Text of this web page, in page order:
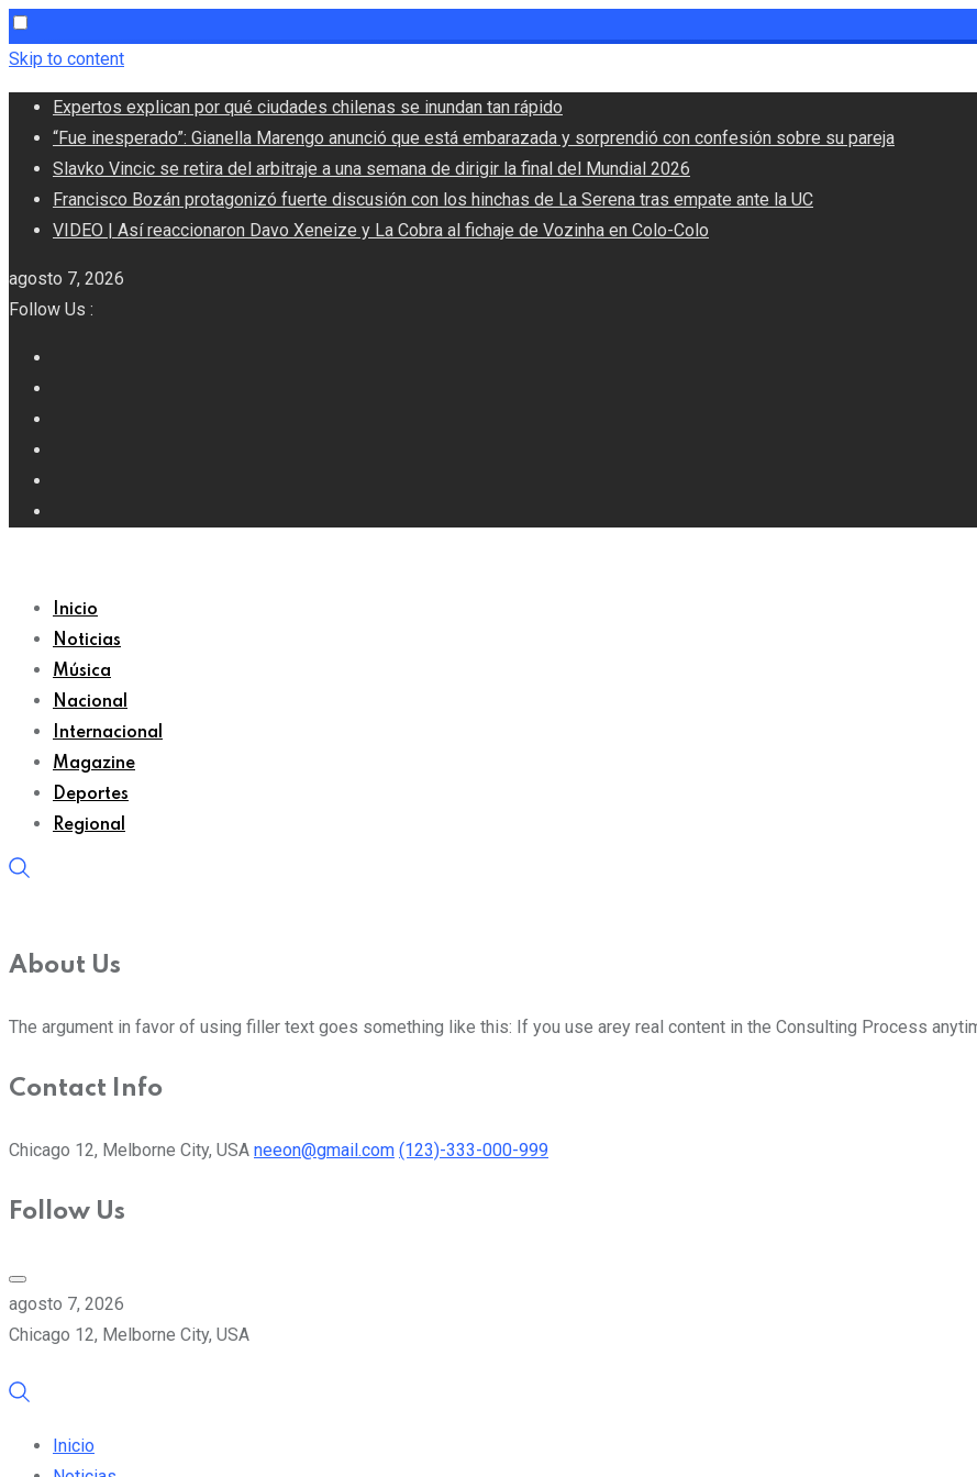
Skip to content
Expertos explican por qué ciudades chilenas se inundan tan rápido
“Fue inesperado”: Gianella Marengo anunció que está embarazada y sorprendió con confesión sobre su pareja
Slavko Vincic se retira del arbitraje a una semana de dirigir la final del Mundial 2026
Francisco Bozán protagonizó fuerte discusión con los hinchas de La Serena tras empate ante la UC
VIDEO | Así reaccionaron Davo Xeneize y La Cobra al fichaje de Vozinha en Colo-Colo
agosto 7, 2026
Follow Us :
Inicio
Noticias
Música
Nacional
Internacional
Magazine
Deportes
Regional
About Us
The argument in favor of using filler text goes something like this: If you use arey real content in the Consulting Process
Contact Info
Chicago 12, Melborne City, USA neeon@gmail.com (123)-333-000-999
Follow Us
agosto 7, 2026
Chicago 12, Melborne City, USA
Inicio